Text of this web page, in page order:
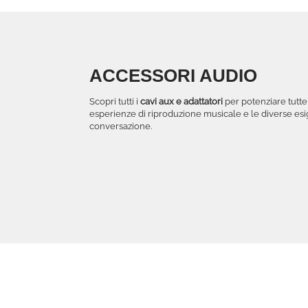
ACCESSORI AUDIO
Scopri tutti icavi aux e adattatori per potenziare
esperienze di riproduzione musicale e le diverse
conversazione.